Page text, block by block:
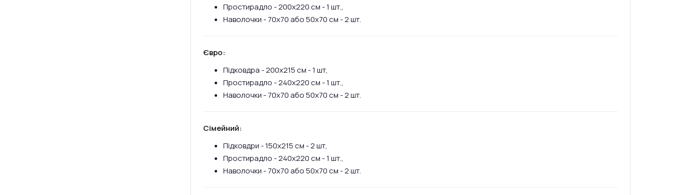
Простирадло - 200х220 см - 1 шт.,
Наволочки - 70х70 або 50х70 см - 2 шт.
Євро:
Підковдра - 200х215 см - 1 шт,
Простирадло - 240х220 см - 1 шт.,
Наволочки - 70х70 або 50х70 см - 2 шт.
Сімейний:
Підковдри - 150х215 см - 2 шт,
Простирадло - 240х220 см - 1 шт.,
Наволочки - 70х70 або 50х70 см - 2 шт.